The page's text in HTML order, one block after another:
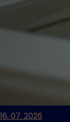
16. 07. 2026